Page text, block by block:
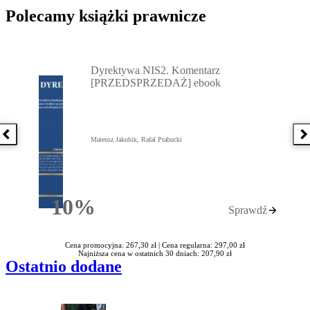
Polecamy książki prawnicze
Poprzednia książka
10%Rabatu
Dyrektywa NIS2. Komentarz
[PRZEDSPRZEDAŻ] ebook
Mateusz Jakubik, Rafał Prabucki
Sprawdź
Cena promocyjna: 267,30 zł | Cena regularna: 297,00 zł
Najniższa cena w ostatnich 30 dniach: 207,90 zł
Ostatnio dodane